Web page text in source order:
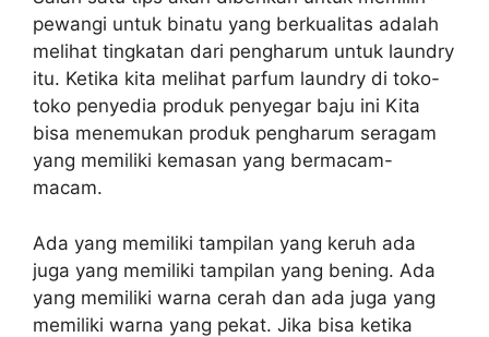
pewangi untuk binatu yang berkualitas adalah
melihat tingkatan dari pengharum untuk laundry
itu. Ketika kita melihat parfum laundry di toko-
toko penyedia produk penyegar baju ini Kita
bisa menemukan produk pengharum seragam
yang memiliki kemasan yang bermacam-
macam.
Ada yang memiliki tampilan yang keruh ada
juga yang memiliki tampilan yang bening. Ada
yang memiliki warna cerah dan ada juga yang
memiliki warna yang pekat. Jika bisa ketika